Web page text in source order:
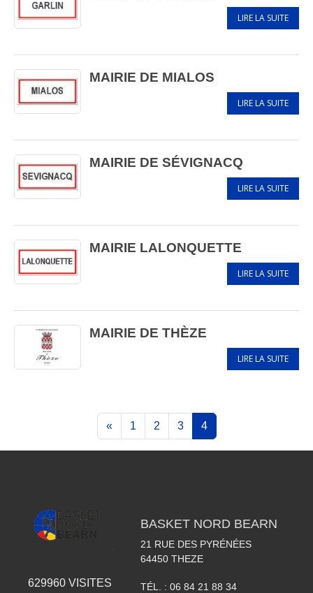
LIRE LA SUITE
MAIRIE DE MIALOS
LIRE LA SUITE
MAIRIE DE SÉVIGNACQ
LIRE LA SUITE
MAIRIE LALONQUETTE
LIRE LA SUITE
MAIRIE DE THÈZE
LIRE LA SUITE
« 1 2 3 4
629960 VISITES
BASKET NORD BEARN
21 RUE DES PYRÉNÉES
64450 THEZE
TÉL. : 06 84 21 88 34